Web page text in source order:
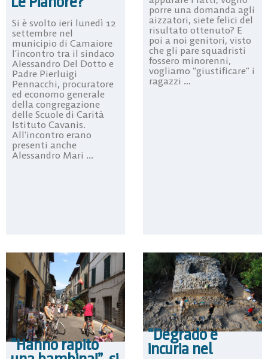
Si è svolto ieri lunedì 12
settembre nel
municipio di Camaiore
l’incontro tra il sindaco
Alessandro Del Dotto e
Padre Pierluigi
Pennacchi, procuratore
ed economo generale
della congregazione
delle Scuole di Carità
Istituto Cavanis.
All’incontro erano
presenti anche
Alessandro Mari ...
porre una domanda agli
aizzatori, siete felici del
risultato ottenuto? E
poi a noi genitori, visto
che gli pare squadristi
fossero minorenni,
vogliamo “giustificare” i
ragazzi ...
“Hanno rapito “Degrado e
incuria nel